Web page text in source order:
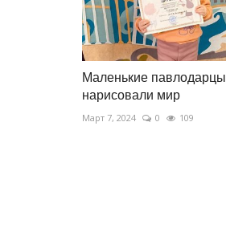
Маленькие павлодарцы
нарисовали мир
Март 7, 2024 0 109